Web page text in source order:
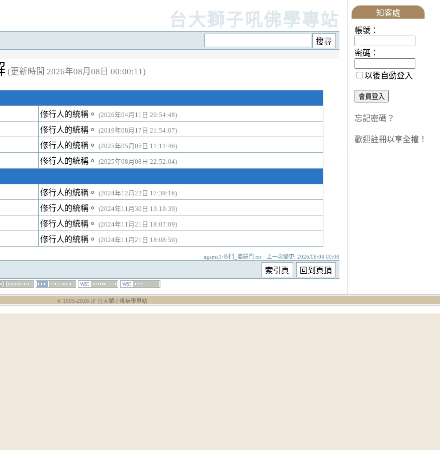
台大獅子吼佛學專站
(更新時間 2026年08月08日 00:00:11)
修行人的統稱。 (2026年04月11日 20:54:48)
修行人的統稱。 (2019年08月17日 21:54:07)
修行人的統稱。 (2025年05月05日 11:11:46)
修行人的統稱。 (2025年08月08日 22:52:04)
修行人的統稱。 (2024年12月22日 17:39:16)
修行人的統稱。 (2024年11月30日 13:19:39)
修行人的統稱。 (2024年11月21日 18:07:09)
修行人的統稱。 (2024年11月21日 18:08:50)
agama1/沙門_婆羅門.txt · 上一次變更: 2026/08/08 00:00
知客處
帳號：
密碼：
以後自動登入
忘記密碼？
歡迎註冊以享全權！
© 1995-2026 卍 台大獅子吼佛學專站